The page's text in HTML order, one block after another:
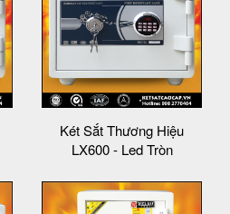
Két Sắt Thương Hiệu
LX600 - Led Tròn